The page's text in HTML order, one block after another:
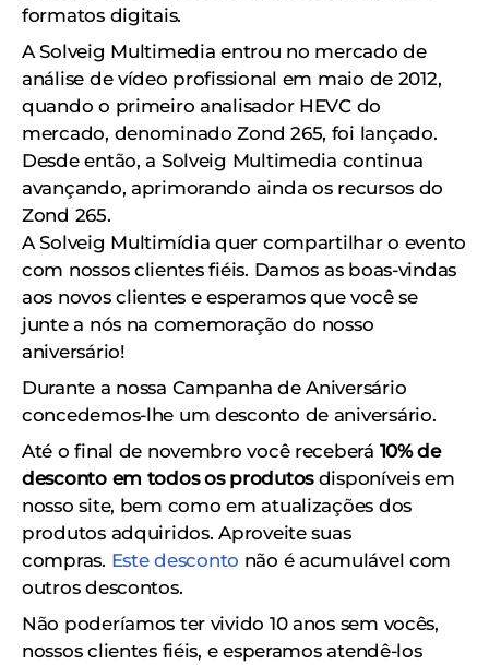
formatos digitais.
A Solveig Multimedia entrou no mercado de
análise de vídeo profissional em maio de 2012,
quando o primeiro analisador HEVC do
mercado, denominado Zond 265, foi lançado.
Desde então, a Solveig Multimedia continua
avançando, aprimorando ainda os recursos do
Zond 265.
A Solveig Multimídia quer compartilhar o evento
com nossos clientes fiéis. Damos as boas-vindas
aos novos clientes e esperamos que você se
junte a nós na comemoração do nosso
aniversário!
Durante a nossa Campanha de Aniversário
concedemos-lhe um desconto de aniversário.
Até o final de novembro você receberá 10% de
desconto em todos os produtos disponíveis em
nosso site, bem como em atualizações dos
produtos adquiridos. Aproveite suas
compras. Este desconto não é acumulável com
outros descontos.
Não poderíamos ter vivido 10 anos sem vocês,
nossos clientes fiéis, e esperamos atendê-los